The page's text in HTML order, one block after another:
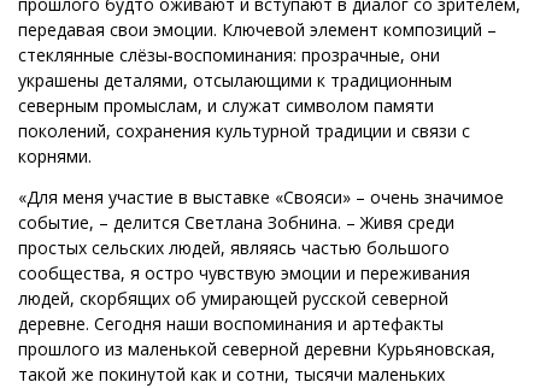
передавая свои эмоции. Ключевой элемент композиций –
стеклянные слёзы‑воспоминания: прозрачные, они
украшены деталями, отсылающими к традиционным
северным промыслам, и служат символом памяти
поколений, сохранения культурной традиции и связи с
корнями.
«Для меня участие в выставке «Свояси» – очень значимое
событие, – делится Светлана Зобнина. – Живя среди
простых сельских людей, являясь частью большого
сообщества, я остро чувствую эмоции и переживания
людей, скорбящих об умирающей русской северной
деревне. Сегодня наши воспоминания и артефакты
прошлого из маленькой северной деревни Курьяновская,
такой же покинутой как и сотни, тысячи маленьких